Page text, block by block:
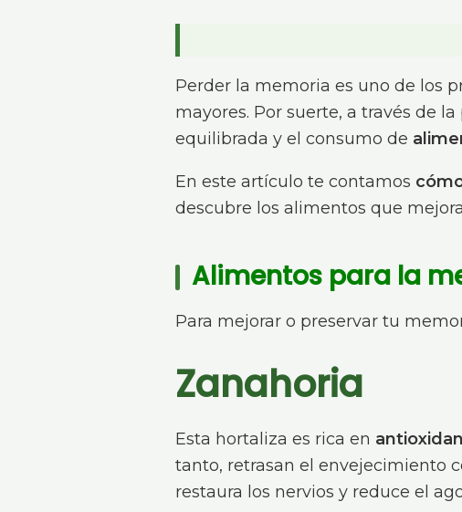
Perder la memoria es uno de los
mayores. Por suerte, a través de
equilibrada y el consumo de
En este artículo te contamos
descubre los alimentos que
Alimentos para la
Para mejorar o preservar tu
Zanahoria
Esta hortaliza es rica en
tanto, retrasan el envejecimiento
restaura los nervios y reduce el